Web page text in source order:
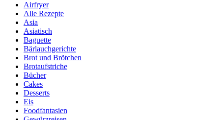
Airfryer
Alle Rezepte
Asia
Asiatisch
Baguette
Bärlauchgerichte
Brot und Brötchen
Brotaufstriche
Bücher
Cakes
Desserts
Eis
Foodfantasien